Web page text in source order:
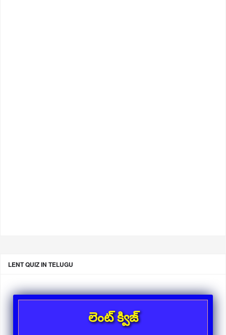
LENT QUIZ IN TELUGU
లెంట్ క్విజ్